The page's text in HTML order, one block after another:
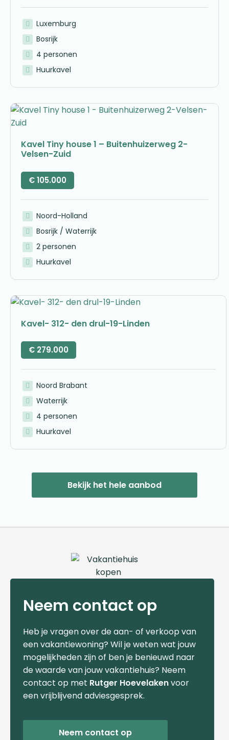
Luxemburg
Bosrijk
4 personen
Huurkavel
Kavel Tiny house 1 – Buitenhuizerweg 2-
Velsen-Zuid
€105.000
Noord-Holland
Bosrijk / Waterrijk
2 personen
Huurkavel
Kavel- 312- den drul-19-Linden
€ 279.000
Noord Brabant
Waterrijk
4 personen
Huurkavel
Bekijk het hele aanbod
Neem contact op
Heb je vragen over de aan- of verkoop van
een vakantiewoning? Wil je weten wat jouw
mogelijkheden zijn of ben je benieuwd naar
de waarde van jouw vakantiehuis? Neem
contact op met Rutger Hoevelakenvoor
een vrijblijvend adviesgesprek.
Neem contact op